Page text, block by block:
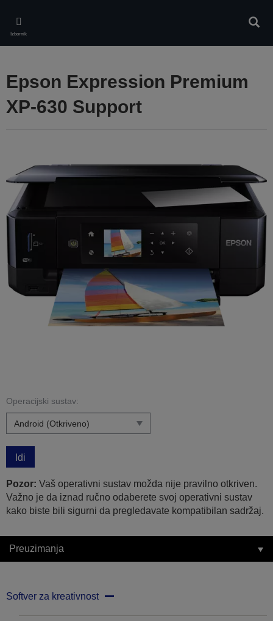
main
content
Izbornik
Epson Expression Premium
XP-630 Support
Operacijski sustav:
Idi
Pozor: Vaš operativni sustav možda nije pravilno otkriven.
Važno je da iznad ručno odaberete svoj operativni sustav
kako biste bili sigurni da pregledavate kompatibilan sadržaj.
Preuzimanja
Softver za kreativnost